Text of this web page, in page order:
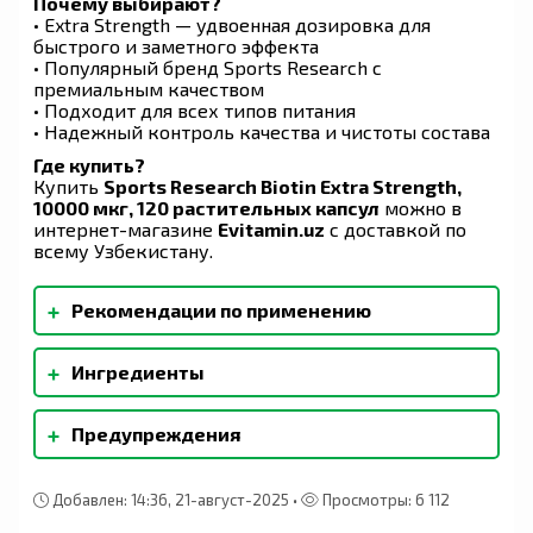
• Extra Strength — удвоенная дозировка для
быстрого и заметного эффекта
• Популярный бренд Sports Research с
премиальным качеством
• Подходит для всех типов питания
• Надежный контроль качества и чистоты состава
Где купить?
Купить Sports Research Biotin Extra Strength,
10000 мкг, 120 растительных капсул можно в
интернет-магазине Evitamin.uz с доставкой по
всему Узбекистану.
+ Рекомендации по применению
Взрослым принимать по 1 растительной
капсуле в день во время еды или в
соответствии с рекомендациями
квалифицированного медицинского
работника.
+ Ингредиенты
Органическое кокосовое масло первого
отжима, Капсула Plantgel™
(модифицированный тапиоковый крахмал без
воск из рисовых отрубей. Содержит древесные
+ Предупреждения
животных месте. Биотин может оказывать
Добавлен: 14:36, 21-август-2025 • Просмотры: 6 112